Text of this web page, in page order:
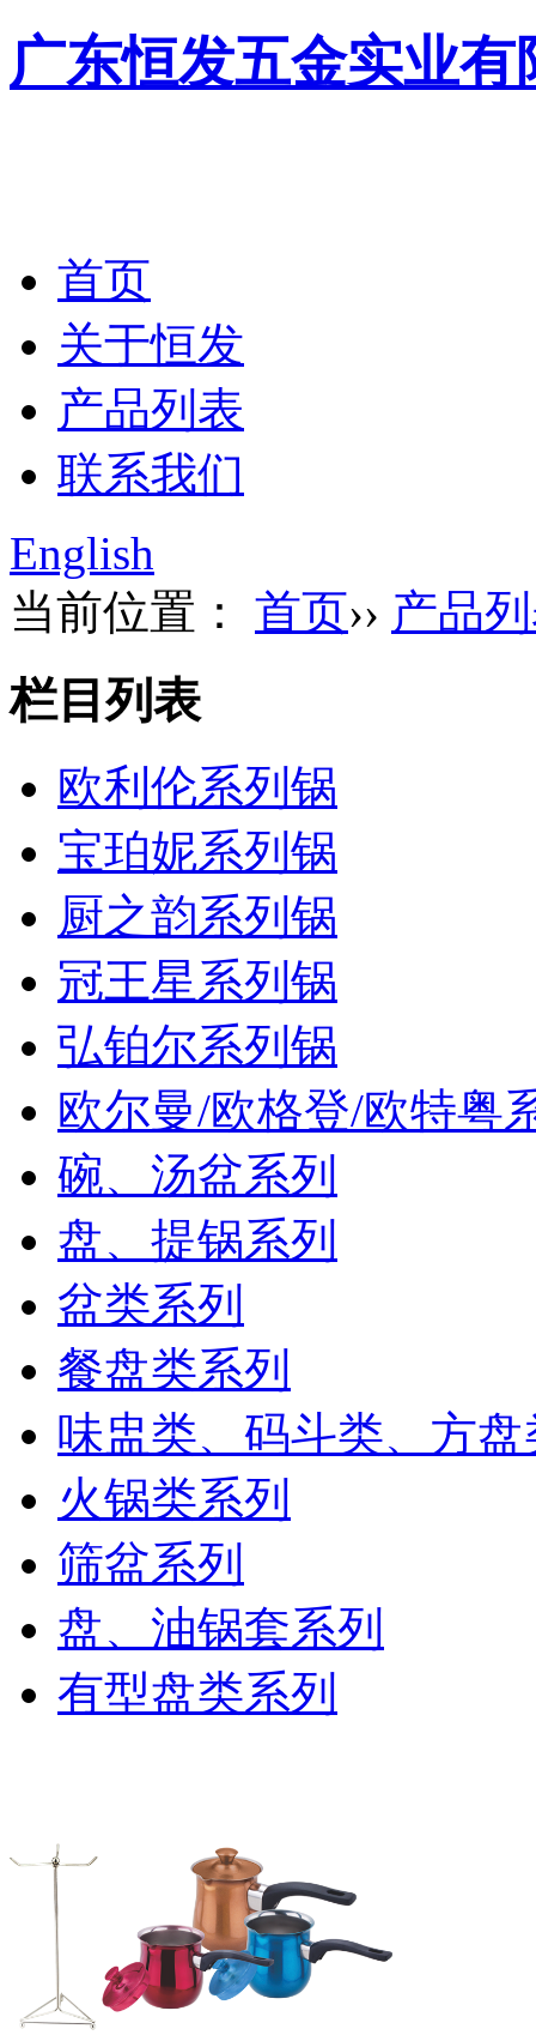
广东恒发五金实业有
首页
关于恒发
产品列表
联系我们
English
当前位置： 首页›› 产品
栏目列表
欧利伦系列锅
宝珀妮系列锅
厨之韵系列锅
冠王星系列锅
弘铂尔系列锅
欧尔曼/欧格登/欧特粤
碗、汤盆系列
盘、提锅系列
盆类系列
餐盘类系列
味盅类、码斗类、方盘
火锅类系列
筛盆系列
盘、油锅套系列
有型盘类系列